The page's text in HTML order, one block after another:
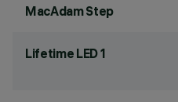
MacAdam Step
Lifetime LED 1